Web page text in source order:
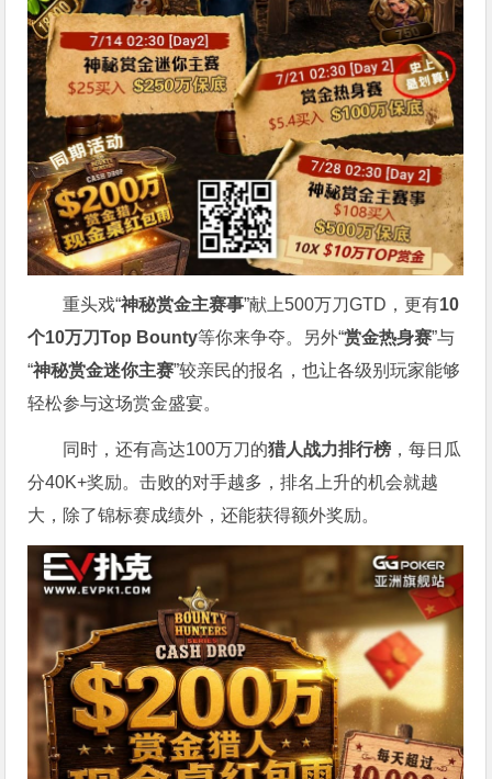
重头戏“神秘赏金主赛事”献上500万刀GTD，更有10
个10万刀Top Bounty等你来争夺。另外“赏金热身赛”与
“神秘赏金迷你主赛”较亲民的报名，也让各级别玩家能够
轻松参与这场赏金盛宴。
同时，还有高达100万刀的猎人战力排行榜 ，每日瓜
分40K+奖励。击败的对手越多，排名上升的机会就越
大，除了锦标赛成绩外，还能获得额外奖励。